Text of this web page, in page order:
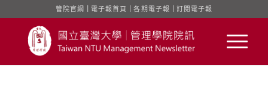
管院官網 電子報首頁 ｜各期電子報 訂閱電子報